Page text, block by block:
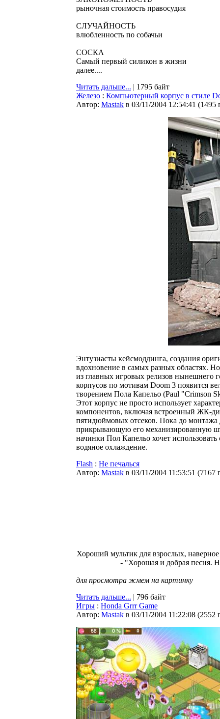
рыночная стоимость правосудия
СЛУЧАЙНОСТЬ
влюбленность по собачьи
СОСКА
Самый первый силикон в жизни
далее....
Читать дальше... | 1795 байт
Железо : Компьютерный корпус в стиле
Автор: Мastak в 03/11/2004 12:54:41 (1495
Энтузиасты кейсмоддинга, создания
вдохновение в самых разных областях.
из главных игровых релизов нынешнего
корпусов по мотивам Doom 3 появится
творением Пола Капельо (Paul "Crimson
Этот корпус не просто использует
компонентов, включая встроенный ЖК-
пятидюймовых отсеков. Пока до монтажа
прикрывающую его механизированную
начинки Пол Капельо хочет
водяное охлаждение.
Flash : Не печалься
Автор: Мastak в 03/11/2004 11:53:51 (7167
Хороший мультик для взрослых,
- "Хорошая и добрая песня.
для просмотра жмем на картинку
Читать дальше... | 796 байт
Игры : Honda Grrr Game
Автор: Мastak в 03/11/2004 11:22:08 (2552